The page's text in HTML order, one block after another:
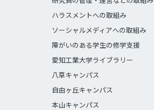
ハラスメントへの取組み
ソーシャルメディアへの取組み
障がいのある学生の修学支援
愛知工業大学ライブラリー
八草キャンパス
自由ヶ丘キャンパス
本山キャンパス